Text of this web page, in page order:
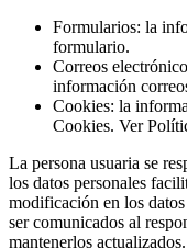
Formularios: la
formulario.
Correos
información
Cookies: la
Cookies. Ver
La persona usuaria se
los datos personales
modificación en los
ser comunicados al
mantenerlos actualizados.